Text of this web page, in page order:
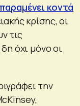
παραμένει κοντά
κρίσης, οι
τις
όχι μόνο οι
την